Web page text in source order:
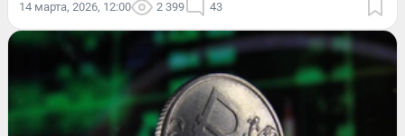
14 марта, 2026, 12:00 2 399 43